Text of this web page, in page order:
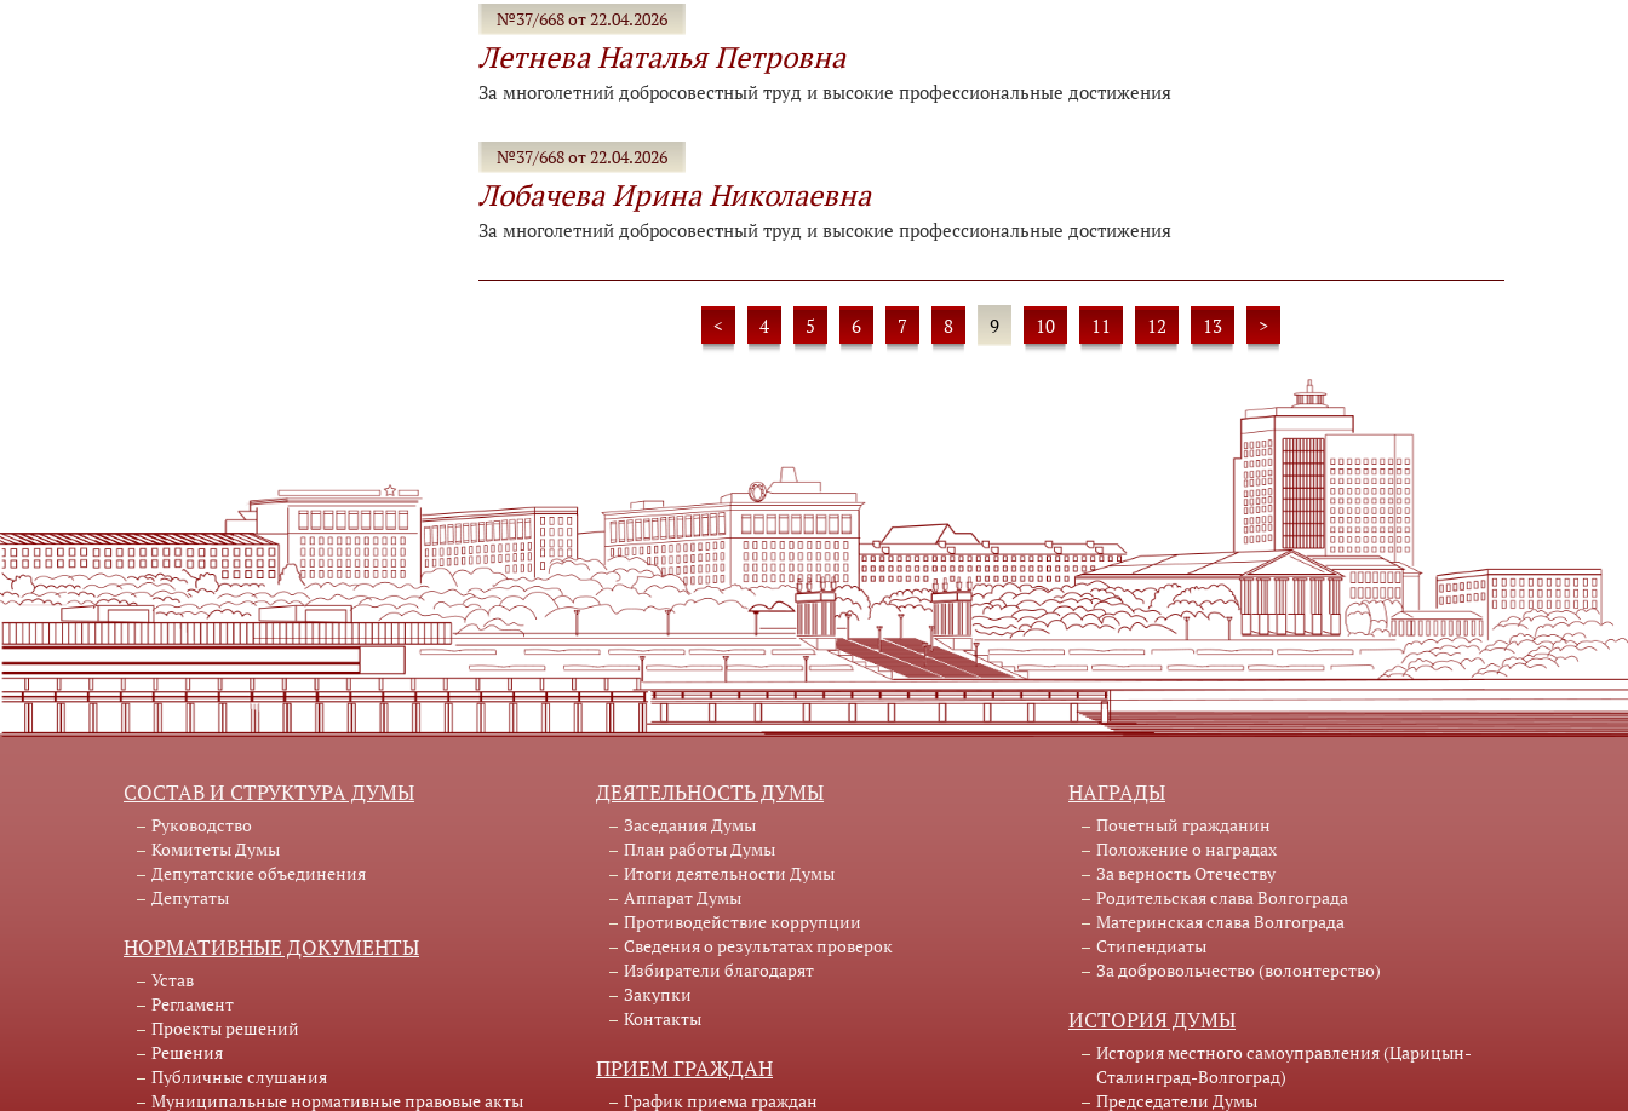
№37/668 от 22.04.2026
Летнева Наталья Петровна
За многолетний добросовестный труд и высокие профессиональные достижения
№37/668 от 22.04.2026
Лобачева Ирина Николаевна
За многолетний добросовестный труд и высокие профессиональные достижения
< 4 5 6 7 8 9 10 11 12 13 >
СОСТАВ И СТРУКТУРА ДУМЫ
Руководство
Комитеты Думы
Депутатские объединения
Депутаты
НОРМАТИВНЫЕ ДОКУМЕНТЫ
Устав
Регламент
Проекты решений
Решения
Публичные слушания
Муниципальные нормативные правовые акты
ДЕЯТЕЛЬНОСТЬ ДУМЫ
Заседания Думы
План работы Думы
Итоги деятельности Думы
Аппарат Думы
Противодействие коррупции
Сведения о результатах проверок
Избиратели благодарят
Закупки
Контакты
ПРИЕМ ГРАЖДАН
График приема граждан
НАГРАДЫ
Почетный гражданин
Положение о наградах
За верность Отечеству
Родительская слава Волгограда
Материнская слава Волгограда
Стипендиаты
За добровольчество (волонтерство)
ИСТОРИЯ ДУМЫ
История местного самоуправления (Царицын-
Сталинград-Волгоград)
Председатели Думы